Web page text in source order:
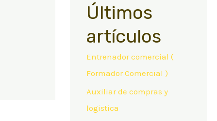
Últimos
artículos
Entrenador comercial (
Formador Comercial )
Auxiliar de compras y
logistica